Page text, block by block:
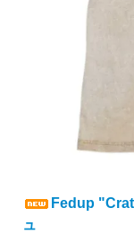
Fedup
ュ